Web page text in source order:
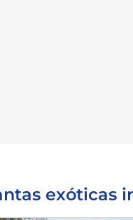
exóticas